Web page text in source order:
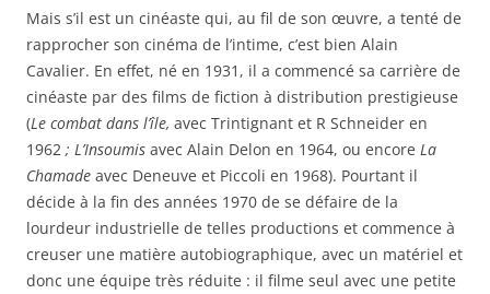
Mais s’il est un cinéaste qui, au fil de son œuvre, a tenté de
rapprocher son cinéma de l’intime, c’est bien Alain
Cavalier. En effet, né en 1931, il a commencé sa carrière de
cinéaste par des films de fiction à distribution prestigieuse
(Le combat dans l’île, avec Trintignant et R Schneider en
1962 ; L’Insoumis avec Alain Delon en 1964, ou encore La
Chamade avec Deneuve et Piccoli en 1968). Pourtant il
décide à la fin des années 1970 de se défaire de la
lourdeur industrielle de telles productions et commence à
creuser une matière autobiographique, avec un matériel et
donc une équipe très réduite : il filme seul avec une petite